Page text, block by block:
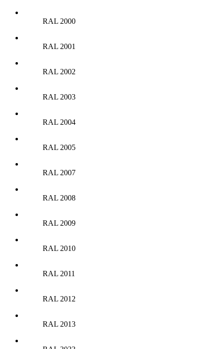
RAL 2000
RAL 2001
RAL 2002
RAL 2003
RAL 2004
RAL 2005
RAL 2007
RAL 2008
RAL 2009
RAL 2010
RAL 2011
RAL 2012
RAL 2013